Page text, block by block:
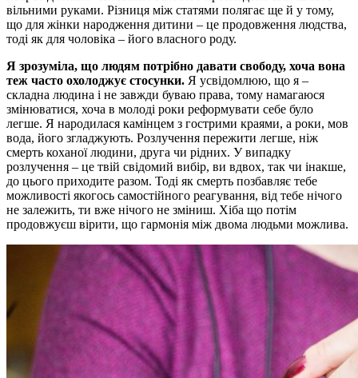
вільними руками. Різниця між статями полягає ще й у тому,
що для жінки народження дитини – це продовження людства,
тоді як для чоловіка – його власного роду.
Я зрозуміла, що людям потрібно давати свободу, хоча вона
теж часто охолоджує стосунки. Я усвідомлюю, що я –
складна людина і не завжди буваю права, тому намагаюся
змінюватися, хоча в молоді роки реформувати себе було
легше. Я народилася камінцем з гострими краями, а роки, мов
вода, його згладжують. Розлучення пережити легше, ніж
смерть коханої людини, друга чи рідних. У випадку
розлучення – це твій свідомий вибір, ви вдвох, так чи інакше,
до цього приходите разом. Тоді як смерть позбавляє тебе
можливості якогось самостійного реагування, від тебе нічого
не залежить, ти вже нічого не зміниш. Хіба що потім
продовжуєш вірити, що гармонія між двома людьми можлива.